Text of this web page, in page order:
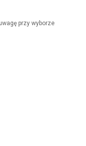
przy wyborze